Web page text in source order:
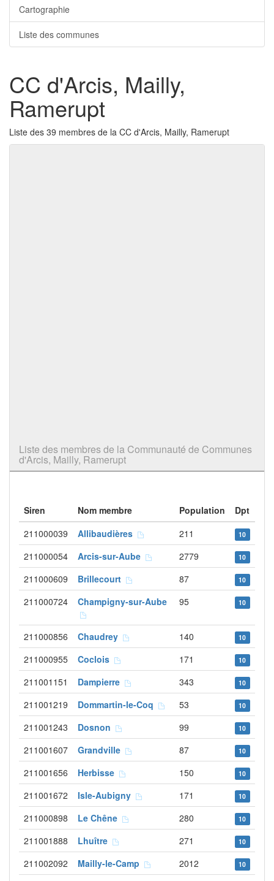
Cartographie
Liste des communes
CC d'Arcis, Mailly,
Ramerupt
Liste des 39 membres de la CC d'Arcis, Mailly, Ramerupt
Liste des membres de la Communauté de Communes
d'Arcis, Mailly, Ramerupt
Siren Nom membre Population
Dpt
211000039
Allibaudières 211 10
211000054 Arcis-sur-Aube 2779 10
211000609 Brillecourt 87 10
211000724 Champigny-sur-Aube 95 10
211000856 Chaudrey 140 10
211000955 Coclois 171 10
211001151 Dampierre 343 10
211001219 Dommartin-le-Coq 53 10
211001243 Dosnon 99 10
211001607 Grandville 87 10
211001656 Herbisse 150 10
211001672 Isle-Aubigny 171 10
211000898 Le Chêne 280 10
211001888 Lhuître 271 10
211002092 Mailly-le-Camp 2012 10